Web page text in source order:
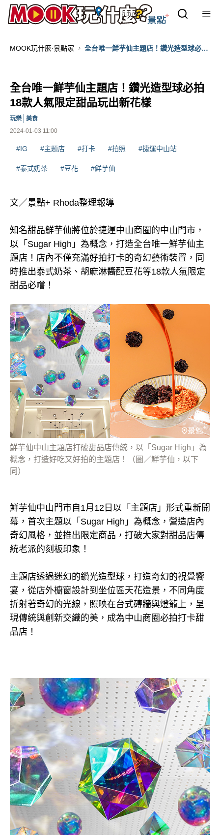
MOOK玩什麼‧景點家
全台唯一鮮芋仙主題店！鑽光造型球必拍
全台唯一鮮芋仙主題店！鑽光造型球必拍
18款人氣限定甜品玩出新花樣
2024-01-03 11:00
玩樂 美食
#IG #主題店 #打卡 #拍照 #捷運中山站
#泰式奶茶 #豆花 #鮮芋仙
文／景點+ Rhoda整理報導
知名甜品鮮芋仙將位於捷運中山商圈的中山門市，
以「Sugar High」為概念，打造全台唯一鮮芋仙主
題店！店內不僅充滿好拍打卡的奇幻藝術裝置，同
時推出泰式奶茶、胡麻淋醬配豆花等18款人氣限定
甜品必嚐！
鮮芋仙中山主題店打破甜品店傳統，以「Sugar High」為
概念，打造好吃又好拍的主題店！（圖／鮮芋仙，以下
同）
鮮芋仙中山門市自1月12日以「主題店」形式重新開
幕，首次主題以「Sugar High」為概念，營造店內
奇幻風格，並推出限定商品，打破大家對甜品店傳
統老派的刻板印象！
主題店透過迷幻的鑽光造型球，打造奇幻的視覺饗
宴，從店外櫥窗設計到坐位區天花造景，不同角度
折射著奇幻的光線，照映在台式磚牆與燈籠上，呈
現傳統與創新交織的美，成為中山商圈必拍打卡甜
品店！